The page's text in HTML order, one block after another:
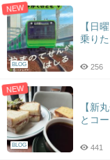
NEW
BLOG
【日
乗り
256
NEW
BLOG
【新
とコ
441